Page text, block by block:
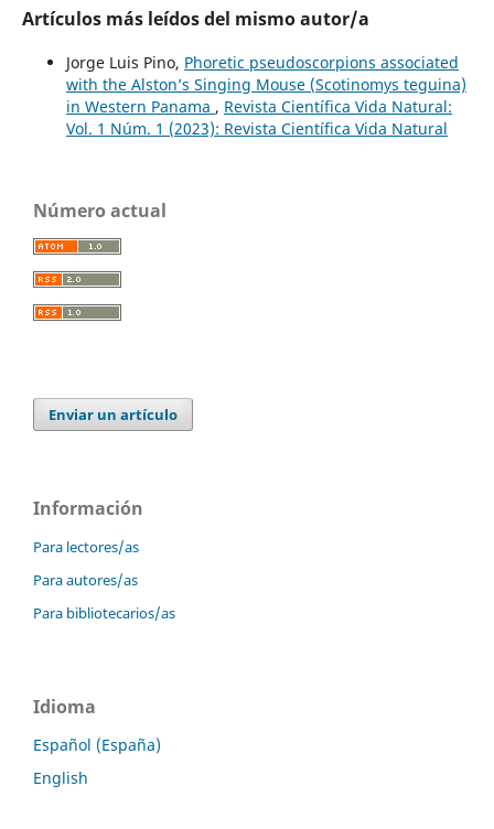
Artículos más leídos del mismo autor/a
Jorge Luis Pino, Phoretic pseudoscorpions associated
with the Alston’s Singing Mouse (Scotinomys teguina)
in Western Panama , Revista Científica Vida Natural:
Vol. 1 Núm. 1 (2023): Revista Científica Vida Natural
Número actual
Enviar un artículo
Información
Para lectores/as
Para autores/as
Para bibliotecarios/as
Idioma
Español (España)
English